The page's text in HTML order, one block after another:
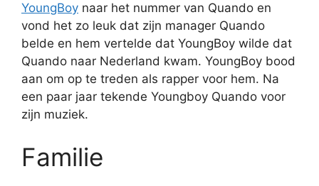
YoungBoy naar het nummer van Quando en
vond het zo leuk dat zijn manager Quando
belde en hem vertelde dat YoungBoy wilde dat
Quando naar Nederland kwam. YoungBoy bood
aan om op te treden als rapper voor hem. Na
een paar jaar tekende Youngboy Quando voor
zijn muziek.
Familie